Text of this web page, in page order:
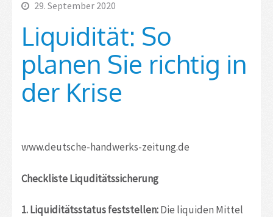
29. September 2020
Liquidität: So
planen Sie richtig in
der Krise
www.deutsche-handwerks-zeitung.de
Checkliste Liquditätssicherung
1. Liquiditätsstatus feststellen:Die liquiden Mittel